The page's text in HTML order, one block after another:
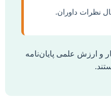
نظرات داوران.
و ارزش علمی پایان‌نامه